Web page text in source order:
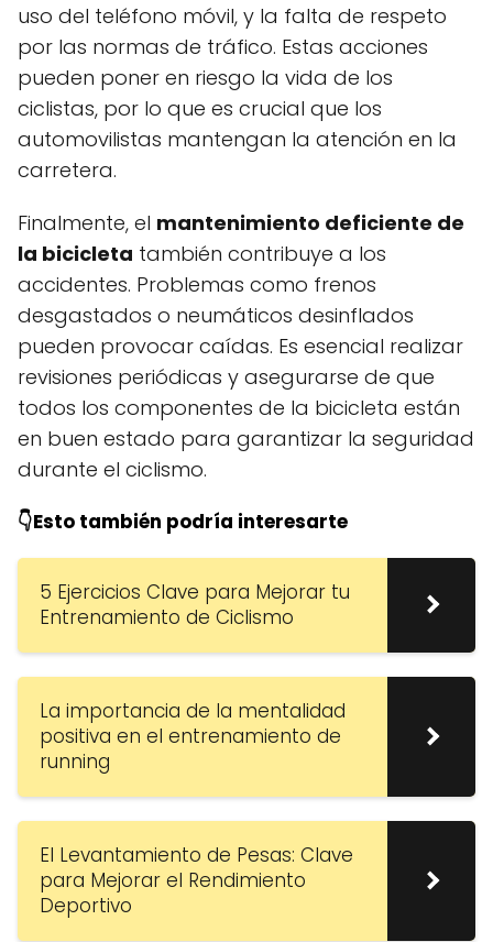
uso del teléfono móvil, y la falta de respeto
por las normas de tráfico. Estas acciones
pueden poner en riesgo la vida de los
ciclistas, por lo que es crucial que los
automovilistas mantengan la atención en la
carretera.
Finalmente, el mantenimiento deficiente de
la bicicleta también contribuye a los
accidentes. Problemas como frenos
desgastados o neumáticos desinflados
pueden provocar caídas. Es esencial realizar
revisiones periódicas y asegurarse de que
todos los componentes de la bicicleta están
en buen estado para garantizar la seguridad
durante el ciclismo.
👇Esto también podría interesarte
5 Ejercicios Clave para Mejorar tu
Entrenamiento de Ciclismo
La importancia de la mentalidad
positiva en el entrenamiento de
running
El Levantamiento de Pesas: Clave
para Mejorar el Rendimiento
Deportivo